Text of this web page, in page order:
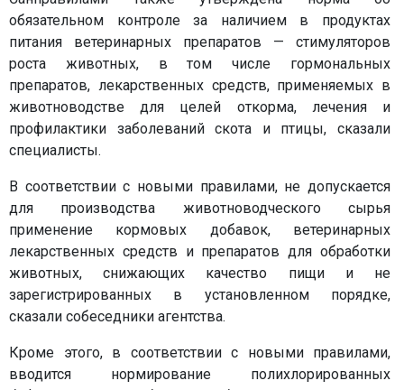
обязательном контроле за наличием в продуктах
питания ветеринарных препаратов — стимуляторов
роста животных, в том числе гормональных
препаратов, лекарственных средств, применяемых в
животноводстве для целей откорма, лечения и
профилактики заболеваний скота и птицы, сказали
специалисты.
В соответствии с новыми правилами, не допускается
для производства животноводческого сырья
применение кормовых добавок, ветеринарных
лекарственных средств и препаратов для обработки
животных, снижающих качество пищи и не
зарегистрированных в установленном порядке,
сказали собеседники агентства.
Кроме этого, в соответствии с новыми правилами,
вводится нормирование полихлорированных